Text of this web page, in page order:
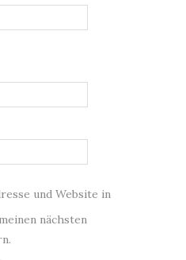
und Website in
nächsten